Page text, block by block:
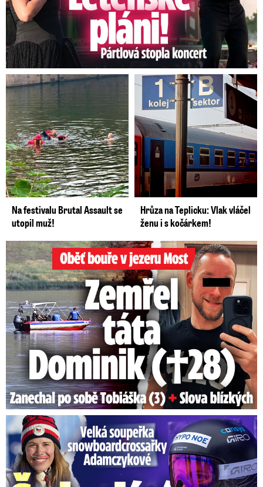
Na festivalu Brutal Assault se
utopil muž!
Hrůza na Teplicku: Vlak vláčel
ženu i s kočárkem!
Oběť bouře v jezeru Most: Zemřel táta Dominik (†28)
Velká soupeřka Adamczykové: Šokující konec!